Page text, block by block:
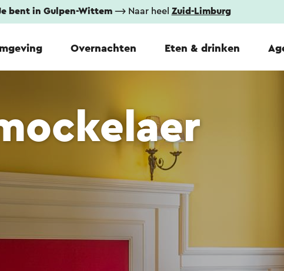
bent in Gulpen-Wittem⟶ Naar heel Zuid-Limburg
Overnachten Eten & drinken